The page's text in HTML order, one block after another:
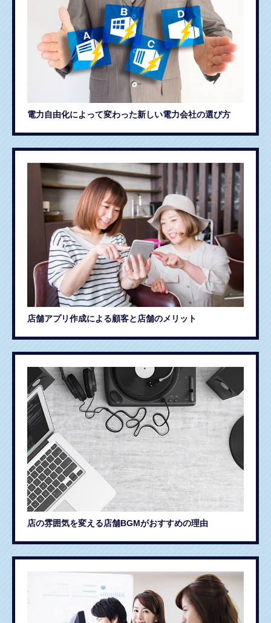
電力自由化によって変わった新しい電力会社の選び方
店舗アプリ作成による顧客と店舗のメリット
店の雰囲気を変える店舗BGMがおすすめの理由